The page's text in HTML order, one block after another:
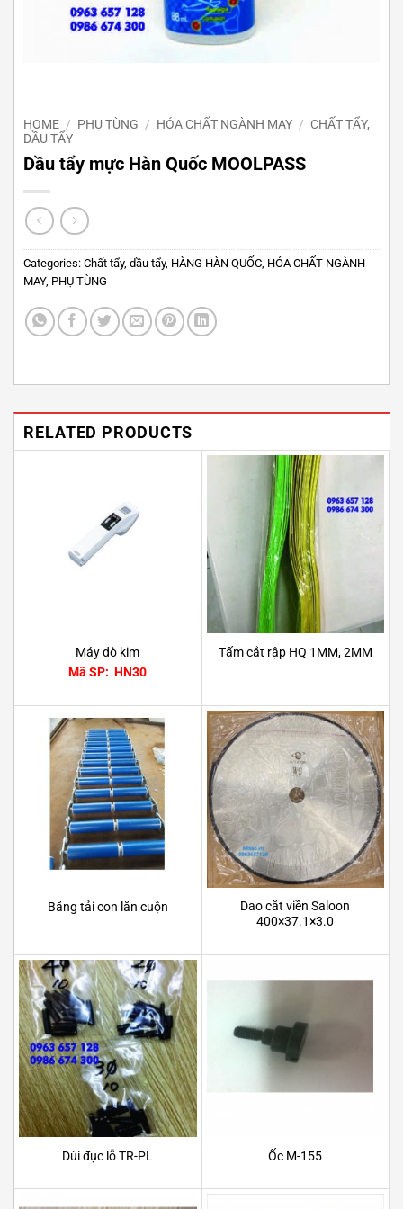
HOME / PHỤ TÙNG / HÓA CHẤT NGÀNH MAY / CHẤT TẨY,
DẦU TẨY
Dầu tẩy mực Hàn Quốc MOOLPASS
Categories: Chất tẩy, dầu tẩy, HÀNG HÀN QUỐC, HÓA CHẤT NGÀNH
MAY, PHỤ TÙNG
RELATED PRODUCTS
Máy dò kim
Mã SP: HN30
Tấm cắt rập HQ 1MM, 2MM
Băng tải con lăn cuộn
Dao cắt viền Saloon
400×37.1×3.0
Dùi đục lỗ TR-PL Ốc M-155